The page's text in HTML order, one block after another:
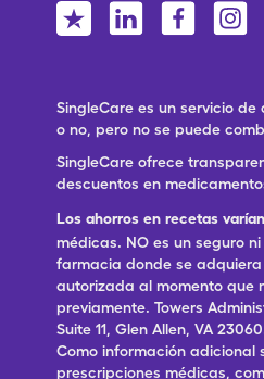
SingleCare es un servicio
o no, pero no se puede
SingleCare ofrece
descuentos en
Los ahorros en recetas
médicas. NO es un seguro
farmacia donde se
autorizada al momento que
previamente. Towers
Suite 11, Glen Allen, VA
Como información
prescripciones médicas,